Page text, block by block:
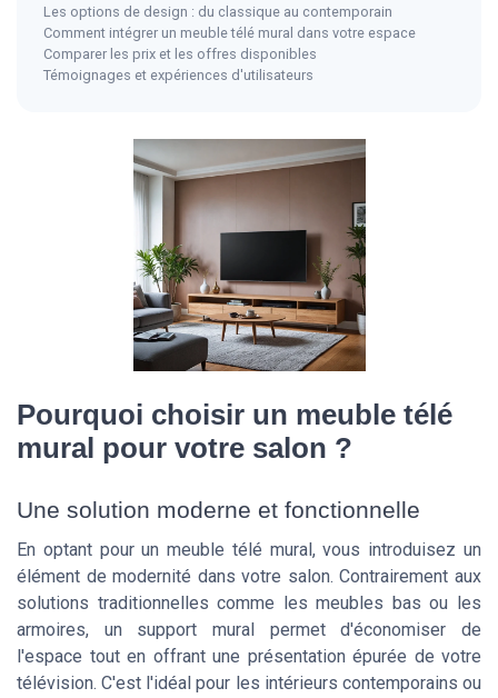
Les options de design : du classique au contemporain
Comment intégrer un meuble télé mural dans votre espace
Comparer les prix et les offres disponibles
Témoignages et expériences d'utilisateurs
Pourquoi choisir un meuble télé
mural pour votre salon ?
Une solution moderne et fonctionnelle
En optant pour un meuble télé mural, vous introduisez un
élément de modernité dans votre salon. Contrairement aux
solutions traditionnelles comme les meubles bas ou les
armoires, un support mural permet d'économiser de
l'espace tout en offrant une présentation épurée de votre
télévision. C'est l'idéal pour les intérieurs contemporains ou